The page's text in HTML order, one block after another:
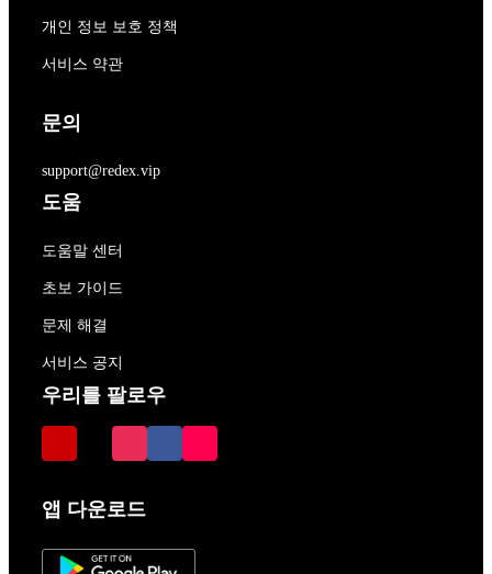
개인 정보 보호 정책
서비스 약관
문의
support@redex.vip
도움
도움말 센터
초보 가이드
문제 해결
서비스 공지
우리를 팔로우
앱 다운로드